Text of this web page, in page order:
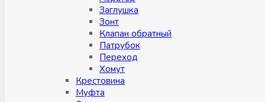
Заглушкa
Зонт
Клапан обратный
Патрубок
Переход
Хомут
Крестовина
Муфтa